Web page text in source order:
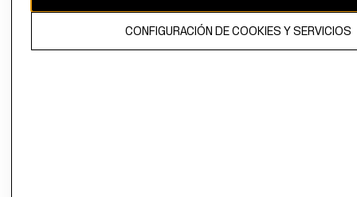
CONFIGURACIÓN DE COOKIES Y SERVICIOS